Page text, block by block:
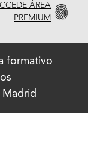
ÁREA
PREMIUM
formativo